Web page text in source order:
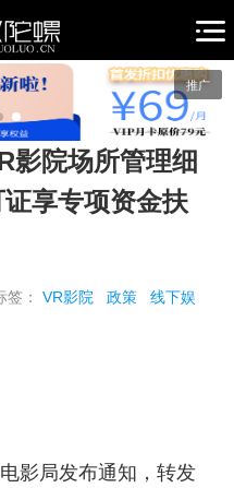
推广
影院场所管理细
享专项资金扶
签：VR影院 政策 线下娱
影局发布通知，转发